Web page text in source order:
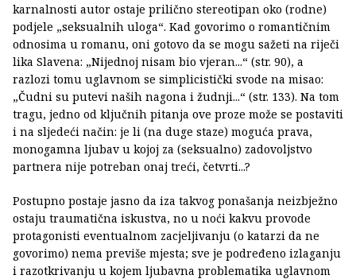
karnalnosti autor ostaje prilično stereotipan oko (rodne)
podjele „seksualnih uloga“. Kad govorimo o romantičnim
odnosima u romanu, oni gotovo da se mogu sažeti na riječi
lika Slavena: „Nijednoj nisam bio vjeran...“ (str. 90), a
razlozi tomu uglavnom se simplicistički svode na misao:
„Čudni su putevi naših nagona i žudnji...“ (str. 133). Na tom
tragu, jedno od ključnih pitanja ove proze može se postaviti
i na sljedeći način: je li (na duge staze) moguća prava,
monogamna ljubav u kojoj za (seksualno) zadovoljstvo
partnera nije potreban onaj treći, četvrti...?
Postupno postaje jasno da iza takvog ponašanja neizbježno
ostaju traumatična iskustva, no u noći kakvu provode
protagonisti eventualnom zacjeljivanju (o katarzi da ne
govorimo) nema previše mjesta; sve je podređeno izlaganju
i razotkrivanju u kojem ljubavna problematika uglavnom